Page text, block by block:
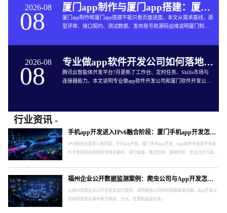
2026-08
08 厦门app制作与厦门app搭建：厦门App开发的六个交付关口
厦门app制作和厦门app搭建不能只看页面进度。本文从需求基线、原
型评审、接口契约、测试数据、发布账号和源码运维说明厦门制作
2026-08
08 专业做app软件开发公司如何落地企业智能体工作台
腾讯云智能体开发平台7月更新了工作台、定时任务、Skills市场与
连接器能力。本文说明专业做app软件开发公司和厦门软件开发公司
行业资讯 -
手机app开发进入IPv6融合阶段：厦门手机app开发怎样验收真实网络
IPv6融合应用进入新阶段，手机app开发、厦门手机app开发、App软件开发和手机软
件开发项目应同时检查域名解析、接口链路、推送回调、弱网恢复、安全日志与真实
福州企业公开数据监测案例：爬虫公司与App开发怎样形成处置闭环
以福州连锁企业公开信息监测为案例，说明爬虫公司如何保留来源证据，App开发公
司如何把变化事件转为核验、分派、处置和复盘任务。